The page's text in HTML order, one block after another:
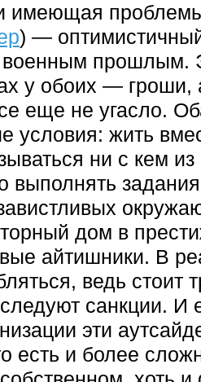
имеющая
) —
прошлым.
у обоих — гроши,
еще не угасло.
условия: жить
ни с кем
выполнять
дом в
айтишники. В
ведь стоит
санкции. И
эти
есть и более